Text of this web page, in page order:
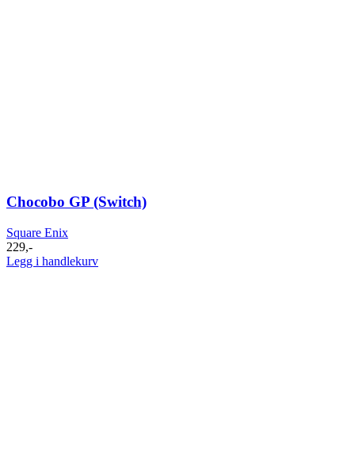
Chocobo GP (Switch)
Square Enix
229,-
Legg i handlekurv